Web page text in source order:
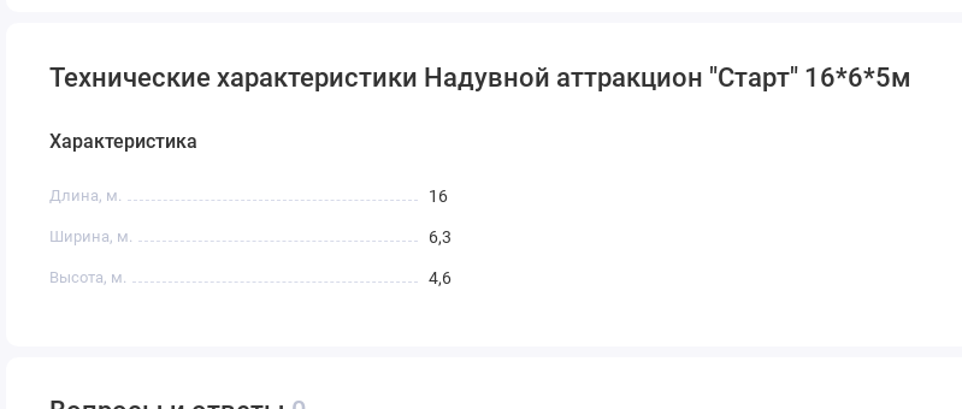
Технические характеристики Надувной аттракцион "Старт" 16*6*5м
Характеристика
Длина, м. 16
Ширина, м. 6,3
Высота, м. 4,6